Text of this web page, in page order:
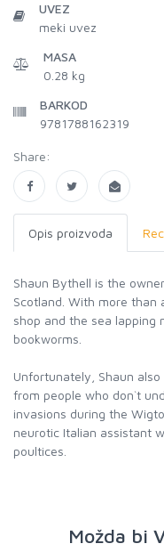
UVEZ
meki uvez
MASA
0.28 kg
BARKOD
9781788162319
Share:
Opis proizvoda
Shaun Bythell is the
Scotland. With more than
shop and the sea lapping
bookworms.
Unfortunately, Shaun
from people who don`t
invasions during the
neurotic Italian assistant
poultices.
Možda bi